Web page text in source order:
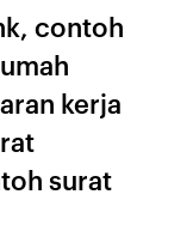
contoh
kerja
surat